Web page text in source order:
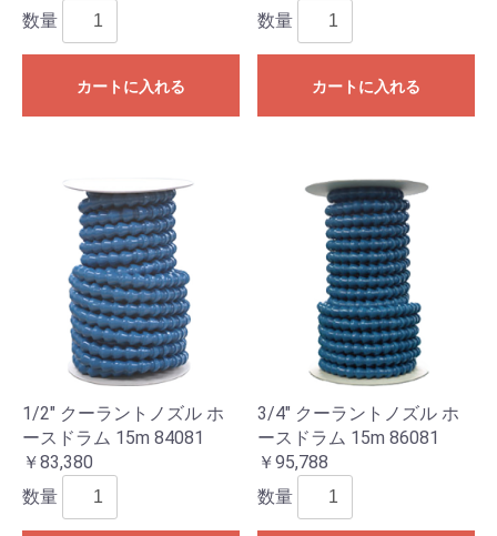
数量
カートに入れる
数量
カートに入れる
1/2" クーラントノズル ホ
ースドラム 15m 84081
￥83,380
数量
3/4" クーラントノズル ホ
ースドラム 15m 86081
￥95,788
数量